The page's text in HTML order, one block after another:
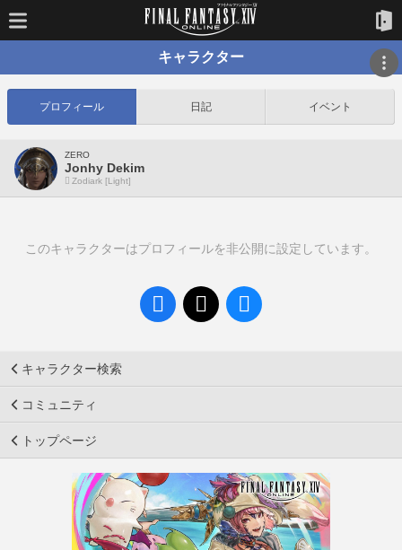
キャラクター
プロフィール 日記 イベント
ZERO
Jonhy Dekim
Zodiark [Light]
このキャラクターはプロフィールを非公開に設定しています。
キャラクター検索
コミュニティ
トップページ